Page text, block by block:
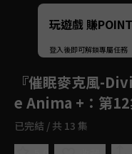
Unmute
如有不便請
玩遊戲 賺
登入後即可解鎖專屬任務
『催眠麥克風-
e Anima + ：第
已完結 / 共 13 集